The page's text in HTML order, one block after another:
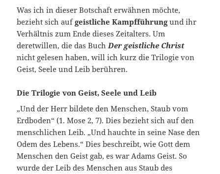
Was ich in dieser Botschaft erwähnen möchte,
bezieht sich aufgeistliche Kampfführungund ihr
Verhältnis zum Ende dieses Zeitalters. Um
deretwillen, die das BuchDer geistliche Christ
nicht gelesen haben, will ich kurz die Trilogie von
Geist, Seele und Leib berühren.
Die Trilogie von Geist, Seele und Leib
„Und der Herr bildete den Menschen, Staub vom
Erdboden“ (1. Mose 2, 7). Dies bezieht sich auf den
menschlichen Leib. „Und hauchte in seine Nase den
Odem des Lebens.“ Dies beschreibt, wie Gott dem
Menschen den Geist gab, es war Adams Geist. So
wurde der Leib des Menschen aus Staub des